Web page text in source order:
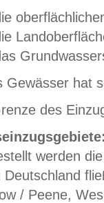
Gewässer hat
des
werden
Deutschland
/ Peene,